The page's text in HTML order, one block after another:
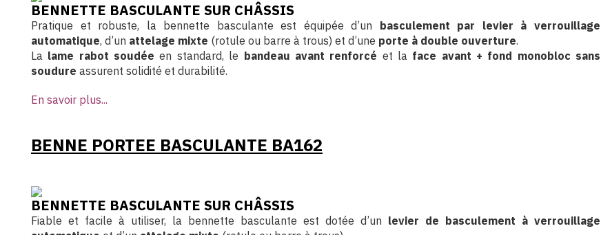
BENNETTE BASCULANTE SUR CHÂSSIS
Pratique et robuste, la bennette basculante est équipée d’un basculement par levier à verrouillage
automatique, d’un attelage mixte (rotule ou barre à trous) et d’une porte à double ouverture.
La lame rabot soudée en standard, le bandeau avant renforcé et la face avant + fond monobloc sans
soudure assurent solidité et durabilité.
En savoir plus...
BENNE PORTEE BASCULANTE BA162
BENNETTE BASCULANTE SUR CHÂSSIS
Fiable et facile à utiliser, la bennette basculante est dotée d’un levier de basculement à verrouillage